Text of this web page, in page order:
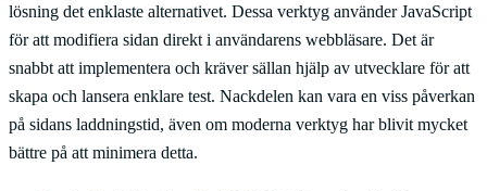
lösning det enklaste alternativet. Dessa verktyg använder JavaScript
för att modifiera sidan direkt i användarens webbläsare. Det är
snabbt att implementera och kräver sällan hjälp av utvecklare för att
skapa och lansera enklare test. Nackdelen kan vara en viss påverkan
på sidans laddningstid, även om moderna verktyg har blivit mycket
bättre på att minimera detta.